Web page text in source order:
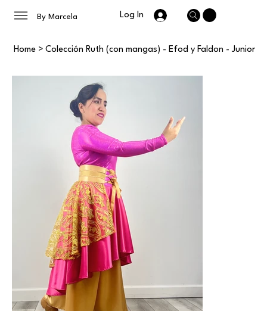
By Marcela Log In
Home > Colección Ruth (con mangas) - Efod y Faldon - Junior